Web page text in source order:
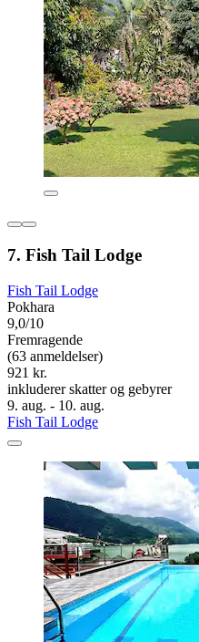
7. Fish Tail Lodge
Fish Tail Lodge
Pokhara
9,0/10
Fremragende
(63 anmeldelser)
921 kr.
inkluderer skatter og gebyrer
9. aug. - 10. aug.
Fish Tail Lodge